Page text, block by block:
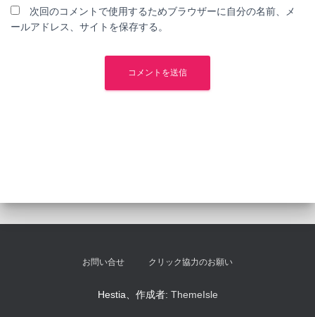
次回のコメントで使用するためブラウザーに自分の名前、メ
ールアドレス、サイトを保存する。
お問い合せ クリック協力のお願い
Hestia、作成者: ThemeIsle